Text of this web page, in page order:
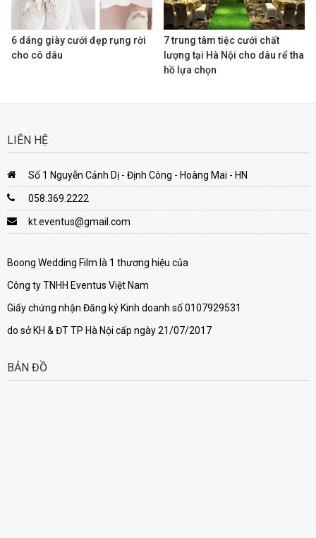
6 dáng giày cưới đẹp rụng rời
cho cô dâu
7 trung tâm tiệc cưới chất
lượng tại Hà Nội cho dâu rể tha
hồ lựa chọn
LIÊN HỆ
Số 1 Nguyễn Cảnh Dị - Định Công - Hoàng Mai - HN
058.369.2222
kt.eventus@gmail.com
Boong Wedding Film là 1 thương hiệu của
Công ty TNHH Eventus Việt Nam
Giấy chứng nhận Đăng ký Kinh doanh số 0107929531
do sở KH & ĐT TP Hà Nội cấp ngày 21/07/2017
BẢN ĐỒ